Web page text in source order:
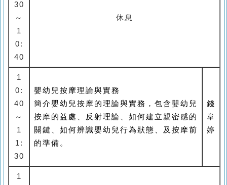
30
～
1
0:
40
休息
1
0:
40
～
1
1:
30
嬰幼兒按摩理論與實務
簡介嬰幼兒按摩的理論與實務，包含嬰幼兒
按摩的益處、反射理論、如何建立親密感的
關鍵、如何辨識嬰幼兒行為狀態、及按摩前
的準備。
錢
韋
婷
1